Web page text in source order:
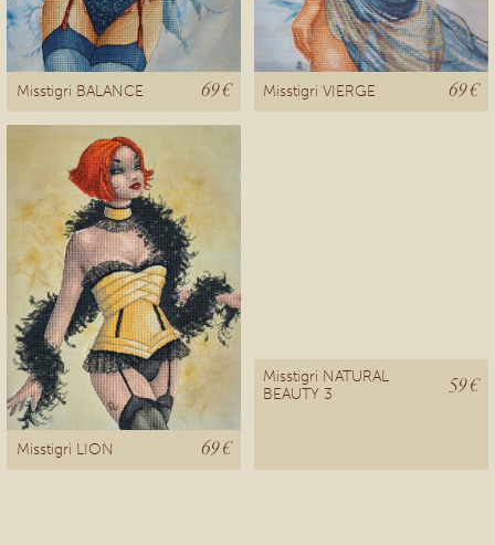
Misstigri BALANCE 69 € Misstigri VIERGE 69 €
Misstigri LION 69 €
Misstigri NATURAL
BEAUTY 3
59 €